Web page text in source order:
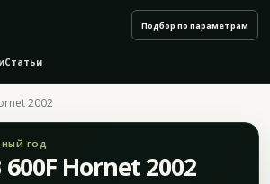
Статьи
Подбор по параметрам
2002
ГОД
Hornet 2002